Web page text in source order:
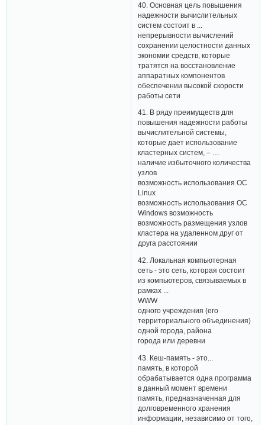
40. Основная цель повышения
надежности вычислительных
систем состоит в ...
непрерывности вычислений
сохранении целостности данных
экономии средств, которые
тратятся на восстановление
аппаратных компонентов
обеспечении высокой скорости
работы сети
41. В ряду преимуществ для
повышения надежности работы
вычислительной системы,
которые дает использование
кластерных систем, – …
наличие избыточного количества
узлов
возможность использования ОС
Linux
возможность использования ОС
Windows возможность
возможность размещения узлов
кластера на удаленном друг от
друга расстоянии
42. Локальная компьютерная
сеть - это сеть, которая состоит
из компьютеров, связываемых в
рамках ...
WWW
одного учреждения (его
территориального объединения)
одной города, района
города или деревни
43. Кеш-память - это...
память, в которой
обрабатывается одна программа
в данный момент времени
память, предназначенная для
долговременного хранения
информации, независимо от того,